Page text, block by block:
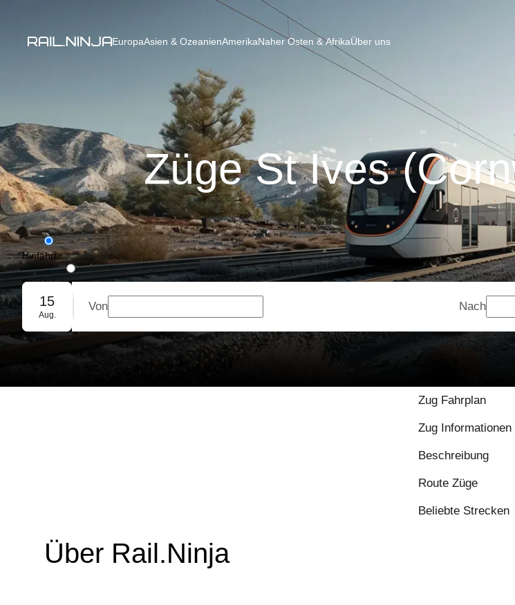
EuropaAsien & OzeanienAmerikaNaher Osten & AfrikaÜber uns
Züge St Ives
Hinfahrt
Rückfahrt
Gruppenbuchung
15
Aug.
Von Nach
Zug Fahrplan
Zug Informationen
Beschreibung
Route Züge
Beliebte Strecken
Über Rail.Ninja